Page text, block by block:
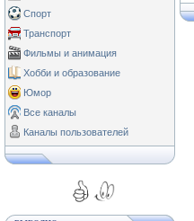
Спорт
Транспорт
Фильмы и анимация
Хобби и образование
Юмор
Все каналы
Каналы пользователей